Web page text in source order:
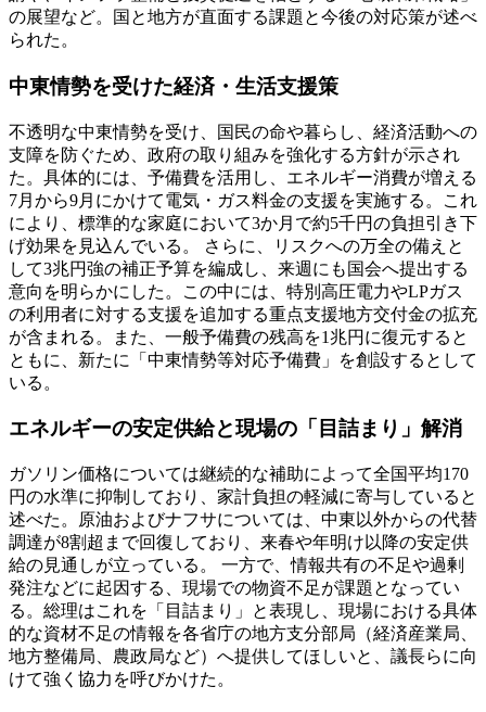
の展望など。国と地方が直面する課題と今後の対応策が述べ
られた。
中東情勢を受けた経済・生活支援策
不透明な中東情勢を受け、国民の命や暮らし、経済活動への
支障を防ぐため、政府の取り組みを強化する方針が示され
た。具体的には、予備費を活用し、エネルギー消費が増える
7月から9月にかけて電気・ガス料金の支援を実施する。これ
により、標準的な家庭において3か月で約5千円の負担引き下
げ効果を見込んでいる。 さらに、リスクへの万全の備えと
して3兆円強の補正予算を編成し、来週にも国会へ提出する
意向を明らかにした。この中には、特別高圧電力やLPガス
の利用者に対する支援を追加する重点支援地方交付金の拡充
が含まれる。また、一般予備費の残高を1兆円に復元すると
ともに、新たに「中東情勢等対応予備費」を創設するとして
いる。
エネルギーの安定供給と現場の「目詰まり」解消
ガソリン価格については継続的な補助によって全国平均170
円の水準に抑制しており、家計負担の軽減に寄与していると
述べた。原油およびナフサについては、中東以外からの代替
調達が8割超まで回復しており、来春や年明け以降の安定供
給の見通しが立っている。 一方で、情報共有の不足や過剰
発注などに起因する、現場での物資不足が課題となってい
る。総理はこれを「目詰まり」と表現し、現場における具体
的な資材不足の情報を各省庁の地方支分部局（経済産業局、
地方整備局、農政局など）へ提供してほしいと、議長らに向
けて強く協力を呼びかけた。